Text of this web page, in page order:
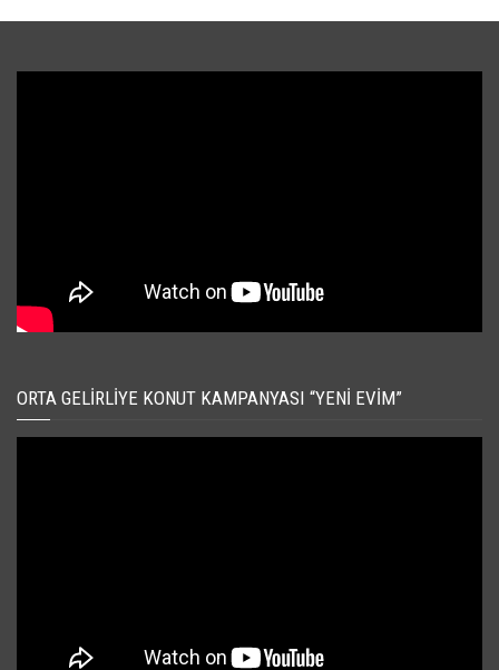
ORTA GELIRLIYE KONUT KAMPANYASI “YENI EVIM”